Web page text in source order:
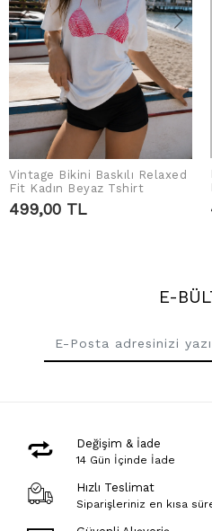
SEPETE EKLE
Vintage Bikini Baskılı Relaxed
Fit Kadın Beyaz Tshirt
499,00 TL
E-
Değişim & İade
14 Gün İçinde İade
Hızlı Teslimat
Siparişleriniz en kısa